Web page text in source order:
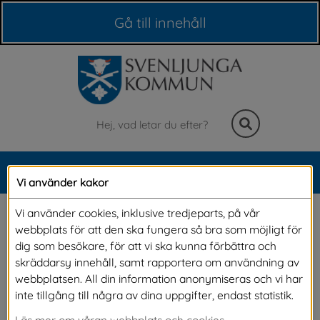
Gå till innehåll
Sök
Meny
Gamla stenbron
Den gamla stenvalvsbron mitt i Svenljunga
tätort är ett fornminne och en symbol för vår
kommun. Sträckan var del av viktiga
Vi använder kakor
Vi använder cookies, inklusive tredjeparts, på vår
webbplats för att den ska fungera så bra som möjligt för
dig som besökare, för att vi ska kunna förbättra och
skräddarsy innehåll, samt rapportera om användning av
webbplatsen. All din information anonymiseras och vi har
inte tillgång till några av dina uppgifter, endast statistik.